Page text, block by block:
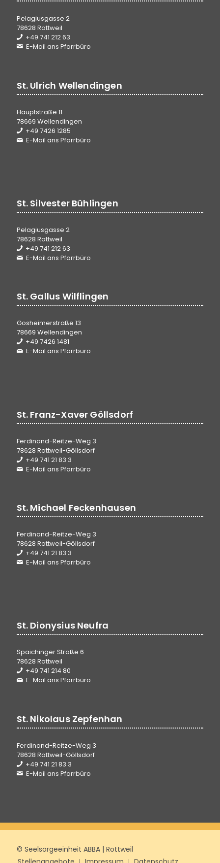
Pelagiusgasse 2
78628 Rottweil
+49 741 212 63
E-Mail ans Pfarrbüro
St. Ulrich Wellendingen
Hauptstraße 11
78669 Wellendingen
+49 7426 1285
E-Mail ans Pfarrbüro
St. Silvester Bühlingen
Pelagiusgasse 2
78628 Rottweil
+49 741 212 63
E-Mail ans Pfarrbüro
St. Gallus Wilflingen
Gosheimerstraße 13
78669 Wellendingen
+49 7426 1481
E-Mail ans Pfarrbüro
St. Franz-Xaver Göllsdorf
Ferdinand-Reitze-Weg 3
78628 Rottweil-Göllsdorf
+49 741 21 83 3
E-Mail ans Pfarrbüro
St. Michael Feckenhausen
Ferdinand-Reitze-Weg 3
78628 Rottweil-Göllsdorf
+49 741 21 83 3
E-Mail ans Pfarrbüro
St. Dionysius Neufra
Spaichinger Straße 6
78628 Rottweil
+49 741 214 80
E-Mail ans Pfarrbüro
St. Nikolaus Zepfenhan
Ferdinand-Reitze-Weg 3
78628 Rottweil-Göllsdorf
+49 741 21 83 3
E-Mail ans Pfarrbüro
© Seelsorgeeinheit ABBA | Rottweil